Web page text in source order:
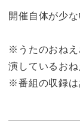
開催自体が少
※うたのおねえ
演しているおね
※番組の収録は